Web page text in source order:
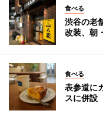
食べる
渋谷の老
改装、朝
食べる
表参道に
スに併設